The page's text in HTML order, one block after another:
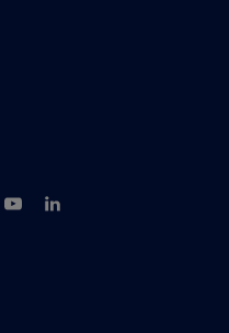
YoutubeLinkedIn